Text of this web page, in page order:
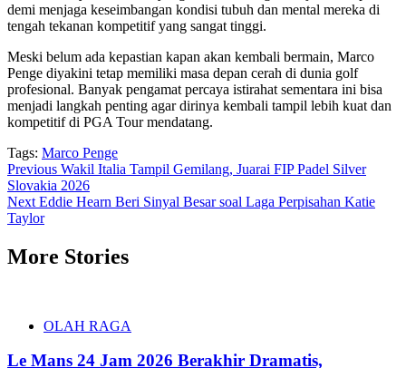
demi menjaga keseimbangan kondisi tubuh dan mental mereka di
tengah tekanan kompetitif yang sangat tinggi.
Meski belum ada kepastian kapan akan kembali bermain, Marco
Penge diyakini tetap memiliki masa depan cerah di dunia golf
profesional. Banyak pengamat percaya istirahat sementara ini bisa
menjadi langkah penting agar dirinya kembali tampil lebih kuat dan
kompetitif di PGA Tour mendatang.
Tags: Marco Penge
Post
navigation
Previous Wakil Italia Tampil Gemilang, Juarai FIP Padel Silver
Slovakia 2026
Next Eddie Hearn Beri Sinyal Besar soal Laga Perpisahan Katie
Taylor
More Stories
OLAH RAGA
Le Mans 24 Jam 2026 Berakhir Dramatis,